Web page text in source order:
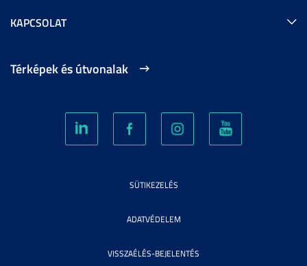
KAPCSOLAT
Térképek és útvonalak
SÜTIKEZELÉS
ADATVÉDELEM
VISSZAÉLÉS-BEJELENTÉS